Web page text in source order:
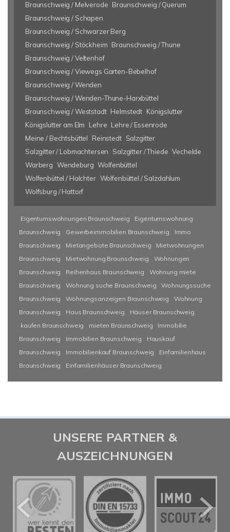
Braunschweig / Melverode Braunschweig / Querum
Braunschweig / Schapen
Braunschweig / Schwarzer Berg
Braunschweig / Stöckheim Braunschweig / Thune
Braunschweig / Veltenhof
Braunschweig / Viewegs Garten-Bebelhof
Braunschweig / Wenden
Braunschweig / Wenden-Thune-Harxbüttel
Braunschweig / Weststadt Helmstedt Königslutter
Königslutter am Elm
Lehre Lehre / Essenrode
Meine / Bechtsbüttel
Reinstedt Salzgitter
Salzgitter / Lobmachtersen
Salzgitter / Thiede Vechelde
Warberg Wendeburg Wolfenbüttel
Wolfenbüttel / Halchter Wolfenbüttel / Salzdahlum
Wolfsburg / Hattorf
Eigentumswohnungen Braunschweig
Eigentumswohnung
Braunschweig
Gewerbeimmobilien Braunschweig
Immo
Braunschweig
Mietangebote Braunschweig
Mietwohnungen
Braunschweig
Mietwohnung Braunschweig
Wohnungen
Braunschweig
Reihenhaus Braunschweig
Wohnung miete
Braunschweig
Wohnung suche Braunschweig
Wohnungssuche
Braunschweig
Wohnungsanzeigen Braunschweig
Wohnung
Braunschweig
Haus Braunschweig
Häuser Braunschweig
kaufen Braunschweig
mieten Braunschweig
Immobilie
Braunschweig
Immobilien Braunschweig
Hauskauf
Braunschweig
Immobilienkauf Braunschweig
Einfamilienhaus
Braunschweig
Einfamilienhäuser Braunschweig
UNSERE PARTNER &
AUSZEICHNUNGEN